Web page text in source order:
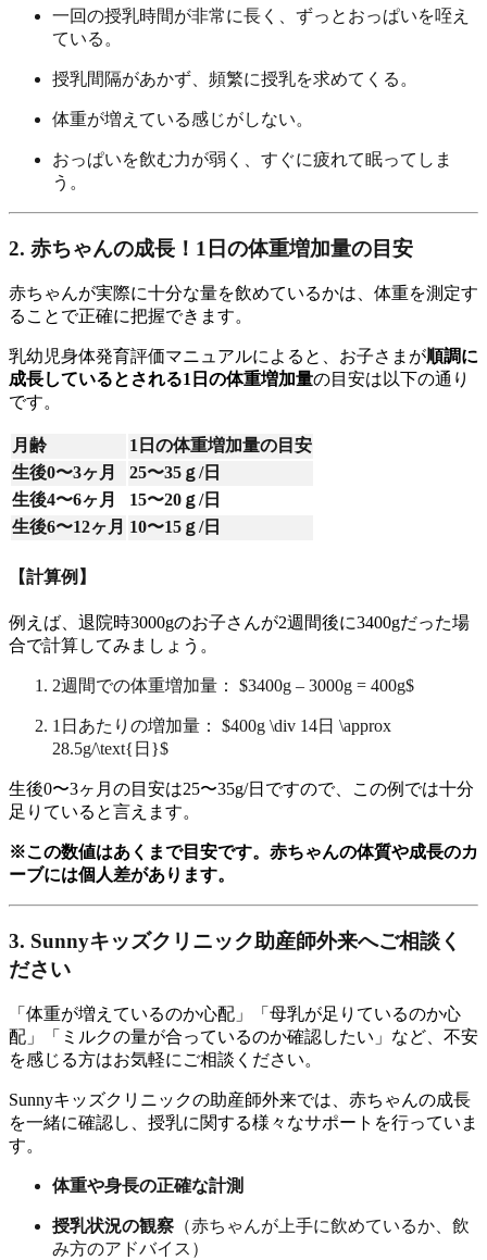
一回の授乳時間が非常に長く、ずっとおっぱいを咥え
ている。
授乳間隔があかず、頻繁に授乳を求めてくる。
体重が増えている感じがしない。
おっぱいを飲む力が弱く、すぐに疲れて眠ってしま
う。
2. 赤ちゃんの成長！1日の体重増加量の目安
赤ちゃんが実際に十分な量を飲めているかは、体重を測定す
ることで正確に把握できます。
乳幼児身体発育評価マニュアルによると、お子さまが順調に
成長しているとされる1日の体重増加量の目安は以下の通り
です。
月齢
1日の体重増加量の目安
生後0〜3ヶ月
25〜35ｇ/日
生後4〜6ヶ月
15〜20ｇ/日
生後6〜12ヶ月 10〜15ｇ/日
【計算例】
例えば、退院時3000gのお子さんが2週間後に3400gだった場
合で計算してみましょう。
2週間での体重増加量： $3400g – 3000g = 400g$
1日あたりの増加量： $400g \div 14日 \approx
28.5g/\text{日}$
生後0〜3ヶ月の目安は25〜35g/日ですので、この例では十分
足りていると言えます。
※この数値はあくまで目安です。赤ちゃんの体質や成長のカ
ーブには個人差があります。
3. Sunnyキッズクリニック助産師外来へご相談く
ださい
「体重が増えているのか心配」「母乳が足りているのか心
配」「ミルクの量が合っているのか確認したい」など、不安
を感じる方はお気軽にご相談ください。
Sunnyキッズクリニックの助産師外来では、赤ちゃんの成長
を一緒に確認し、授乳に関する様々なサポートを行っていま
す。
体重や身長の正確な計測
授乳状況の観察 （赤ちゃんが上手に飲めているか、飲
み方のアドバイス）